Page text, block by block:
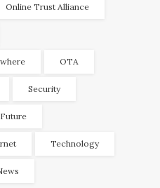
Online Trust Alliance
OTA
Security
Technology